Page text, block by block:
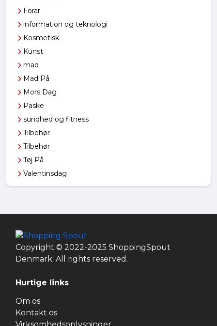
Forar
information og teknologi
Kosmetisk
Kunst
mad
Mad På
Mors Dag
Paske
sundhed og fitness
Tilbehør
Tilbehør
Tøj På
Valentinsdag
Copyright © 2022-2025 ShoppingSpout
Denmark. All rights reserved.
Hurtige links
Om os
Kontakt os